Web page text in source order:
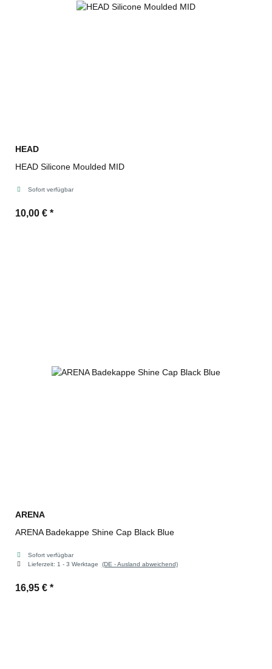
HEAD
HEAD Silicone Moulded MID
Sofort verfügbar
10,00 € *
ARENA
ARENA Badekappe Shine Cap Black Blue
Sofort verfügbar
Lieferzeit: 1 - 3 Werktage (DE - Ausland abweichend)
16,95 € *